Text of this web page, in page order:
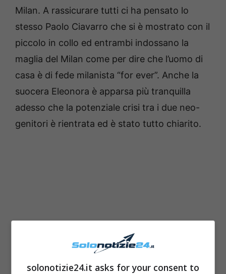
Milan. A rassicurare tutti ci ha pensato lo
stesso Paolo Ciavarro che si è mostrato con il
piccolo in collo ed entrambi indossano la
maglia del Milan come per dire che l’uomo di
casa è di fede milanista “for ever”. Anche la
suocera Eleonora è apparsa più tranquilla
adesso che la potenziale crisi tra i due neo-
genitori è rientrata ed è stato tutto chiarito.
solonotizie24.it asks for your consent to